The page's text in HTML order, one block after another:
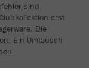
sind
erst
Die
Ein Umtausch